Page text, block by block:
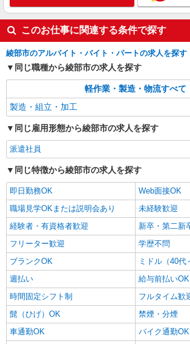
センサーの組立／空調完備
み
時給1,300円〜1,625円＋交通
社祝金30万円支給（規定あり） ※残業発生時およ
び深夜帯（22:00〜5:00）の勤
※交通費支給規定あり ※給与
り（規定あり） ＜月収例＞＊月22日勤務の場合
時給1,300円×8時間×22日 ＋残
⇒261,300円＋残業代＋交通費
雇入れ直後：京都府綾部市
囲：会社の定める就業場所
キープ 詳
このお仕事に関連する条件で探す
綾部市のアルバイト・バイト・パートの求人を探す
同じ職種から綾部市の求人を探す
軽作業・製造・物流すべて
製造・組立・加工
同じ雇用形態から綾部市の求人を探す
派遣社員
同じ特徴から綾部市の求人を探す
即日勤務OK
Web面接OK
職場見学OKまたは説明会あり
未経験歓迎
経験者・有資格者歓迎
新卒・第二新
フリーター歓迎
学歴不問
ブランクOK
ミドル（40代
週払い
給与前払いOK
時間固定シフト制
フルタイム歓
髭（ひげ）OK
禁煙・分煙
車通勤OK
バイク通勤OK